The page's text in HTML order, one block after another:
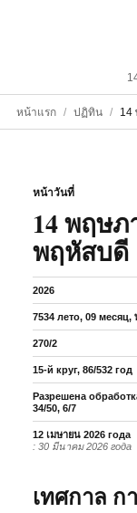
หน้าแรก ปฏิทิน 14
หน้าวันที่
14 พฤษภ
พฤหัสบดี
2026
7534 лето, 09 месяц,
270/2
15-й круг, 86/532 год
Разрешена
34/50, 6/7
12 เมษายน 2026 года
: 30 มีนาคม 2026 года
เทศกาล